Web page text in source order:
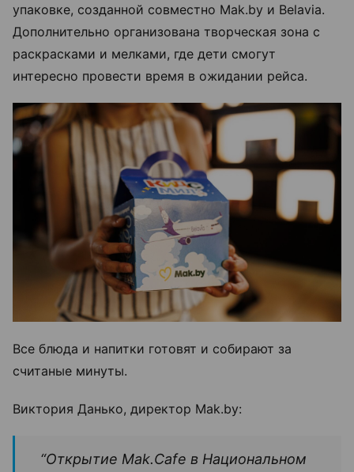
упаковке, созданной совместно Mak.by и Belavia.
Дополнительно организована творческая зона с
раскрасками и мелками, где дети смогут
интересно провести время в ожидании рейса.
Все блюда и напитки готовят и собирают за
считаные минуты.
Виктория Данько, директор Mak.by:
“Открытие Mak.Cafe в Национальном